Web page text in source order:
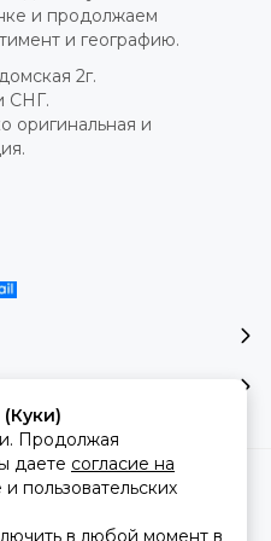
превзошёл все
флаконы, словно
невесомые ароматы от
воссоединению новых
которому нет
идеи, собственная
фантастически
ароматов
представляет
возможность купить духи
Это стало возможным
с
мы радуем покупателей
для мужчин и
может выбрать идеально
и продолжаем
и географию.
2г.
СНГ.
оригинальная и
Карта сайта
Продолжая
даете согласие на
пользовательских
в любой момент в